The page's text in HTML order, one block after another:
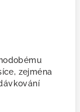
zejména